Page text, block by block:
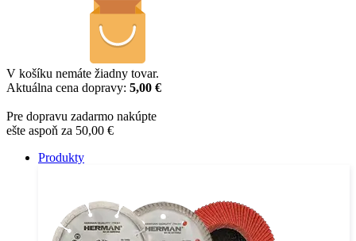
V košíku nemáte žiadny tovar.
Aktuálna cena dopravy: 5,00 €
Pre dopravu zadarmo nakúpte
ešte aspoň za 50,00 €
Produkty